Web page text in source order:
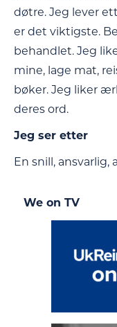
døtre. Jeg lever
er det viktigste.
behandlet. Jeg
mine, lage mat,
bøker. Jeg liker
deres ord.
Jeg ser etter
En snill,
We on TV